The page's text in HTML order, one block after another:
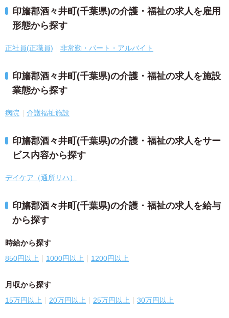
印旛郡酒々井町(千葉県)の介護・福祉の求人を雇用
形態から探す
正社員(正職員) 非常勤・パート・アルバイト
印旛郡酒々井町(千葉県)の介護・福祉の求人を施設
業態から探す
病院 介護福祉施設
印旛郡酒々井町(千葉県)の介護・福祉の求人をサー
ビス内容から探す
デイケア（通所リハ）
印旛郡酒々井町(千葉県)の介護・福祉の求人を給与
から探す
時給から探す
850円以上 1000円以上 1200円以上
月収から探す
15万円以上 20万円以上 25万円以上 30万円以上